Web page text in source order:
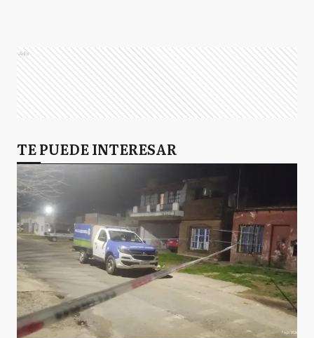
Ads
TE PUEDE INTERESAR